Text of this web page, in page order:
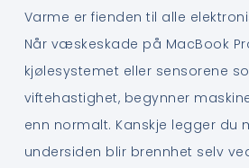
Varme er fienden til alle
Når væskeskade på MacBook
kjølesystemet eller sensorene
viftehastighet, begynner
enn normalt. Kanskje legger du
undersiden blir brennhet selv